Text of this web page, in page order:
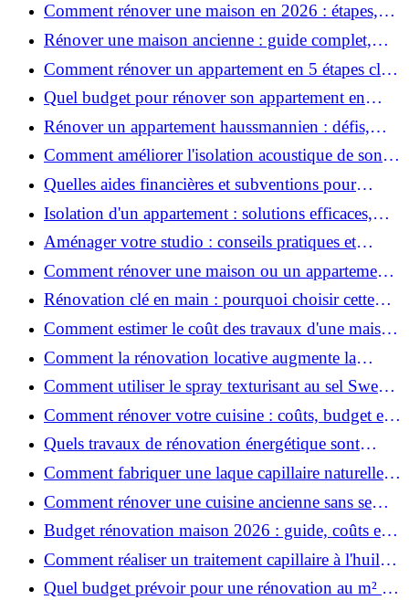
Comment rénover une maison en 2026 : étapes,
coûts et conseils ?
Rénover une maison ancienne : guide complet,
étapes, budget et astuces
Comment rénover un appartement en 5 étapes clés
?
Quel budget pour rénover son appartement en
2026 ?
Rénover un appartement haussmannien : défis,
conseils pratiques et estimation des prix
Comment améliorer l'isolation acoustique de son
appartement ?
Quelles aides financières et subventions pour
rénover votre appartement en 2026 ?
Isolation d'un appartement : solutions efficaces,
prix et conseils
Aménager votre studio : conseils pratiques et
erreurs à éviter
Comment rénover une maison ou un appartement
avec 50 000 € : budget, étapes et astuces ?
Rénovation clé en main : pourquoi choisir cette
solution et à quoi faire attention ?
Comment estimer le coût des travaux d'une maison
?
Comment la rénovation locative augmente la
rentabilité de votre parc immobilier ?
Comment utiliser le spray texturisant au sel Sweet
Salt pour des cheveux effet plage ?
Comment rénover votre cuisine : coûts, budget et
astuces bois ?
Quels travaux de rénovation énergétique sont
éligibles à MaPrimeRénov' ?
Comment fabriquer une laque capillaire naturelle
maison ?
Comment rénover une cuisine ancienne sans se
ruiner ?
Budget rénovation maison 2026 : guide, coûts et
astuces
Comment réaliser un traitement capillaire à l'huile
maison efficace ?
Quel budget prévoir pour une rénovation au m² en